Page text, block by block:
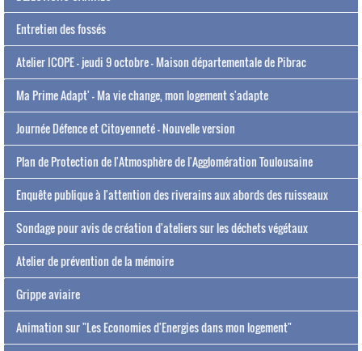
Entretien des fossés
Atelier ICOPE - jeudi 9 octobre - Maison départementale de Pibrac
Ma Prime Adapt' - Ma vie change, mon logement s'adapte
Journée Défence et Citoyenneté - Nouvelle version
Plan de Protection de l'Atmosphère de l'Agglomération Toulousaine
Enquête publique à l'attention des riverains aux abords des ruisseaux
Sondage pour avis de création d'ateliers sur les déchets végétaux
Atelier de prévention de la mémoire
Grippe aviaire
Animation sur "Les Economies d'Energies dans mon logement"